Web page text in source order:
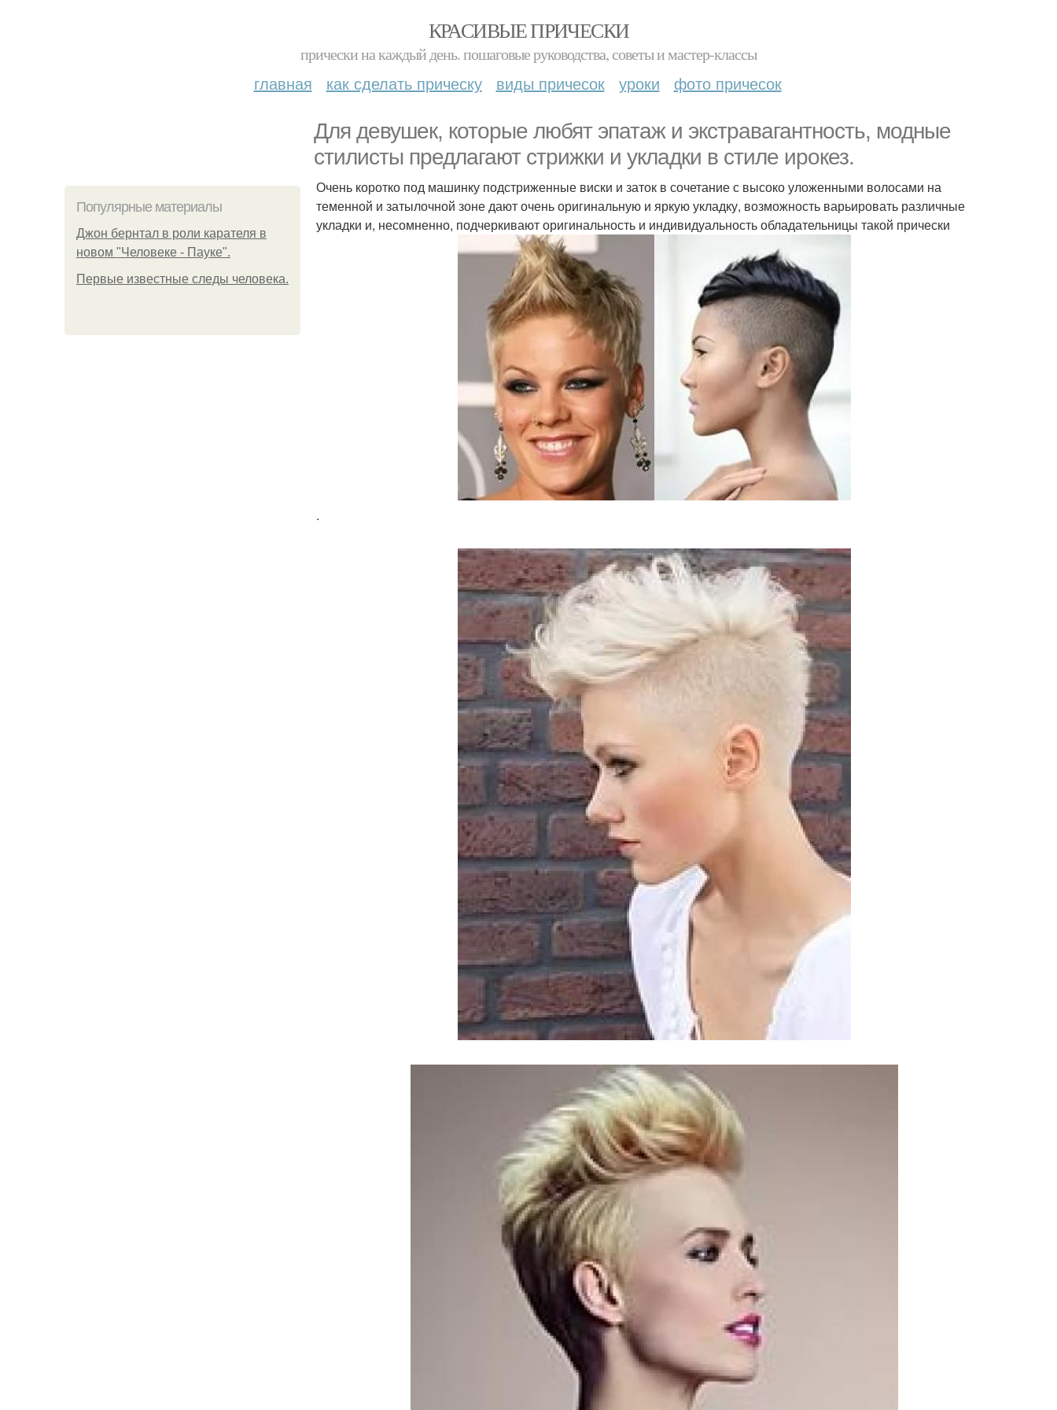
КРАСИВЫЕ ПРИЧЕСКИ
прически на каждый день. пошаговые руководства, советы и мастер-классы
главная как сделать прическу виды причесок уроки фото причесок
Для девушек, которые любят эпатаж и экстравагантность, модные
стилисты предлагают стрижки и укладки в стиле ирокез.
Популярные материалы
Джон бернтал в роли карателя в
новом "Человеке - Пауке".
Первые известные следы человека.
Очень коротко под машинку подстриженные виски и заток в сочетание с высоко уложенными волосами на
теменной и затылочной зоне дают очень оригинальную и яркую укладку, возможность варьировать различные
укладки и, несомненно, подчеркивают оригинальность и индивидуальность обладательницы такой прически
.